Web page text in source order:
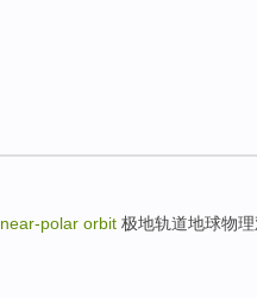
near-polar orbit 极地轨道地球物